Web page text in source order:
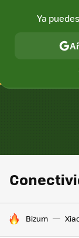
CONECTIVIDAD
HOY SE HABLA
Bizum
Ya